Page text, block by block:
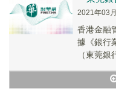
2021年03
香港金融
據《銀行
（東莞
（即